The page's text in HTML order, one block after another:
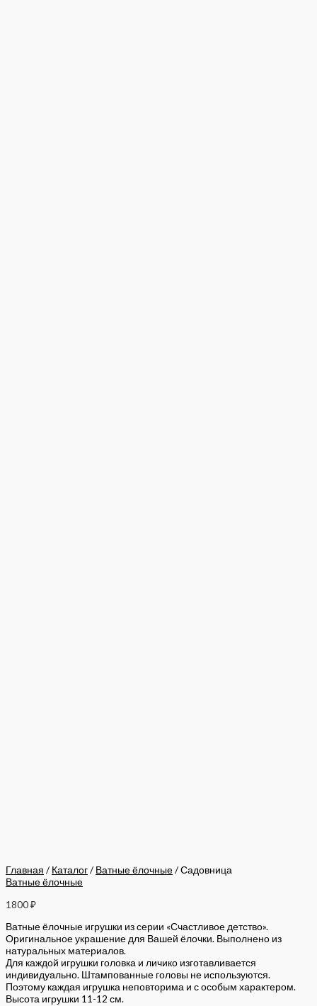
Главная / Каталог/ Ватные ёлочные/ Садовница
Ватные ёлочные
1800₽
Ватные ёлочные игрушки из серии «Счастливое детство».
Оригинальное украшение для Вашей ёлочки. Выполнено из
натуральных материалов.
Для каждой игрушки головка и личико изготавливается
индивидуально. Штампованные головы не используются.
Поэтому каждая игрушка неповторима и с особым характером.
Высота игрушки 11-12 см.